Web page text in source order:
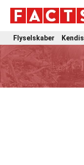
Flyselskaber Kendis